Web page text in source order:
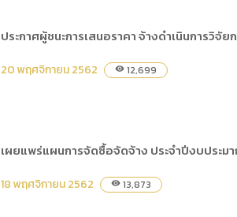
ประกาศผู้ชนะการเสนอราคา จ้างดำเนินการวิจั
20 พฤศจิกายน 2562 visibility 12,699
เผยแพร่แผนการจัดซื้อจัดจ้าง ประจำปีงบประม
18 พฤศจิกายน 2562 visibility 13,873